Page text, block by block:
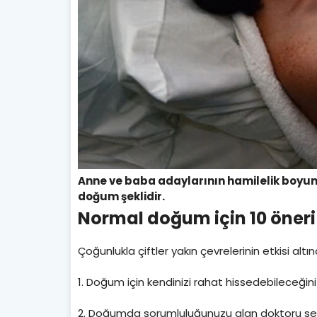
Anne ve baba adaylarının hamilelik
doğum şeklidir.
Normal doğum için 10 öneri
Çoğunlukla çiftler yakın çevrelerinin etkisi
1. Doğum için kendinizi rahat
2. Doğumda sorumluluğunuzu alan doktoru